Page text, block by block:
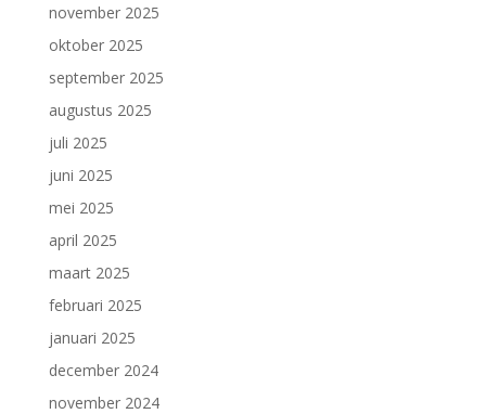
november 2025
oktober 2025
september 2025
augustus 2025
juli 2025
juni 2025
mei 2025
april 2025
maart 2025
februari 2025
januari 2025
december 2024
november 2024